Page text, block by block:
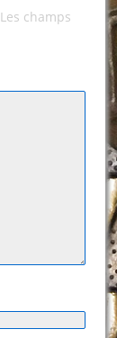
Les champs